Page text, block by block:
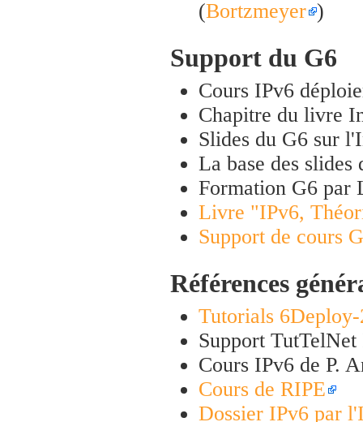
(Bortzmeyer )
Support du G6
Cours IPv6
Chapitre du livre
Slides du G6 sur
La base des
Formation G6 par
Livre "IPv6,
Support de cours
Références
Tutorials
Support
Cours IPv6 de P.
Cours de RIPE
Dossier IPv6 par